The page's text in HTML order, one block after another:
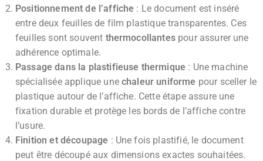
Positionnement de l’affiche : Le document est inséré
entre deux feuilles de film plastique transparentes. Ces
feuilles sont souvent thermocollantes pour assurer une
adhérence optimale.
Passage dans la plastifieuse thermique : Une machine
spécialisée applique unechaleur uniforme pour sceller le
plastique autour de l’affiche. Cette étape assure une
fixation durable et protège les bords de l’affiche contre
l’usure.
Finition et découpage : Une fois plastifié, le document
peut être découpé aux dimensions exactes souhaitées.